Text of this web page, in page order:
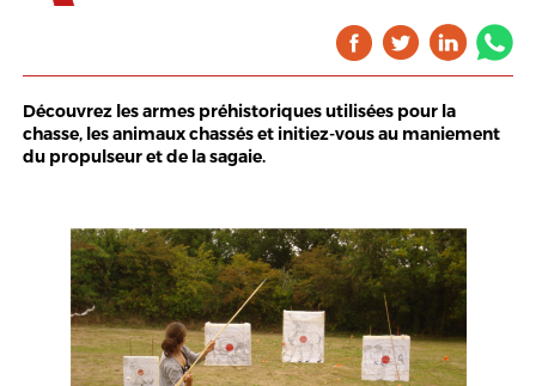
Découvrez les armes préhistoriques utilisées pour la
chasse, les animaux chassés et initiez-vous au maniement
du propulseur et de la sagaie.